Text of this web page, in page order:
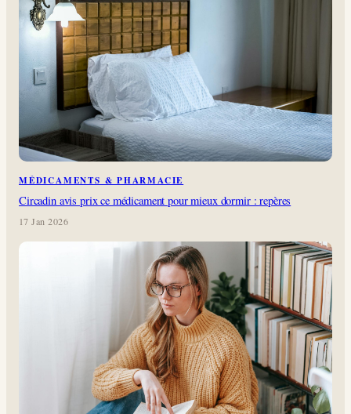
MÉDICAMENTS & PHARMACIE
Circadin avis prix ce médicament pour mieux dormir : repères
17 Jan 2026